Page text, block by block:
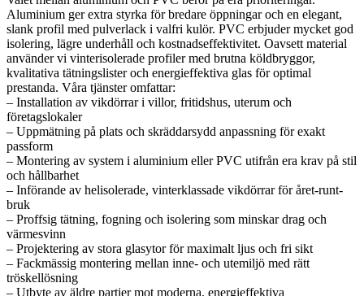
Aluminium ger extra styrka för bredare öppningar och en elegant,
slank profil med pulverlack i valfri kulör. PVC erbjuder mycket god
isolering, lägre underhåll och kostnadseffektivitet. Oavsett material
använder vi vinterisolerade profiler med brutna köldbryggor,
kvalitativa tätningslister och energieffektiva glas för optimal
prestanda. Våra tjänster omfattar:
– Installation av vikdörrar i villor, fritidshus, uterum och
företagslokaler
– Uppmätning på plats och skräddarsydd anpassning för exakt
passform
– Montering av system i aluminium eller PVC utifrån era krav på stil
och hållbarhet
– Införande av helisolerade, vinterklassade vikdörrar för året-runt-
bruk
– Proffsig tätning, fogning och isolering som minskar drag och
värmesvinn
– Projektering av stora glasytor för maximalt ljus och fri sikt
– Fackmässig montering mellan inne- och utemiljö med rätt
tröskellösning
– Utbyte av äldre partier mot moderna, energieffektiva